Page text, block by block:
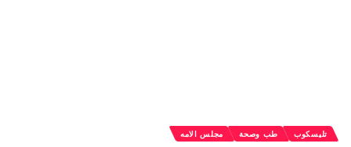
تليسكوب طب وصحة مجلس الامه